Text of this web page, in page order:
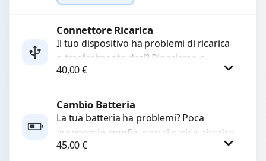
problemi come immagini sfocate, messa
Richiedi Preventivo
Connettore Ricarica
Il tuo dispositivo ha problemi di ricarica
o trasferimento dati? Ripariamo o
sostituiamo connettori di ricarica guasti,
40,00€
Procedi
Cambio Batteria
La tua batteria ha problemi? Poca
autonomia, gonfia, non si carica, ricarica
lenta o cicli di ricarica esauriti?
45,00€